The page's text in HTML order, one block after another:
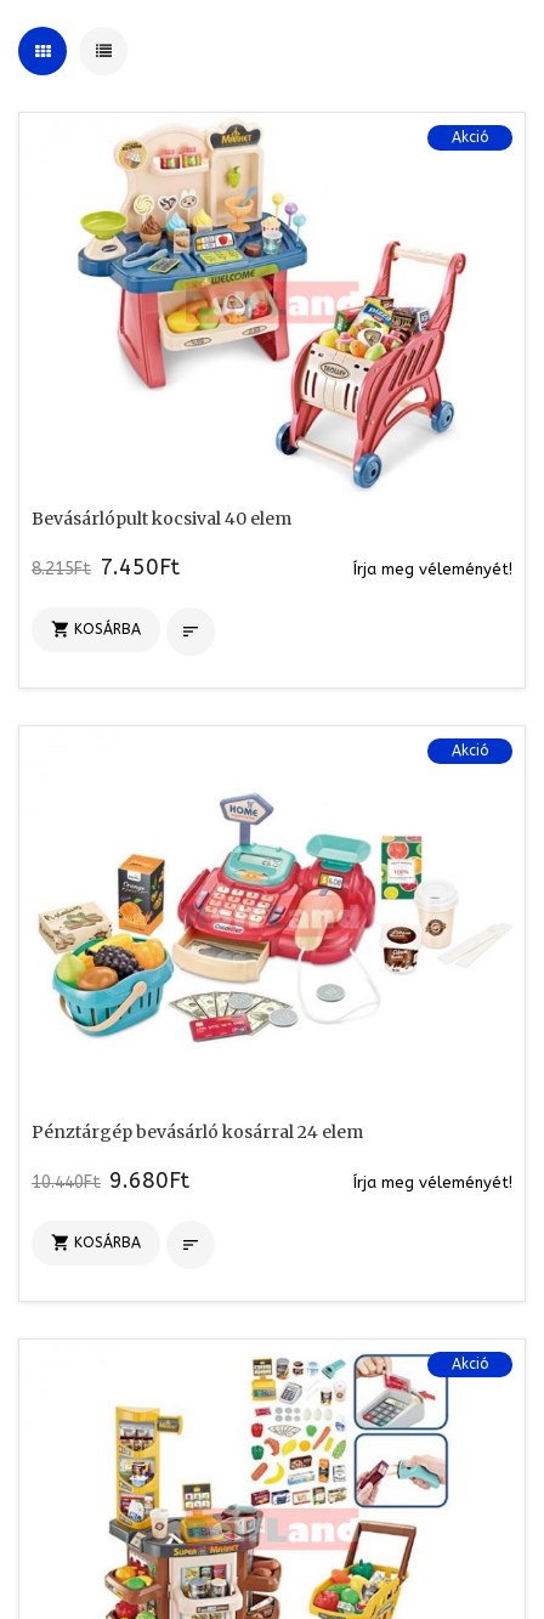
Akció
Bevásárlópult kocsival 40 elem
8.215Ft 7.450Ft Írja meg véleményét!
 KOSÁRBA 
Akció
Pénztárgép bevásárló kosárral 24 elem
10.440Ft 9.680Ft Írja meg véleményét!
 KOSÁRBA 
Akció